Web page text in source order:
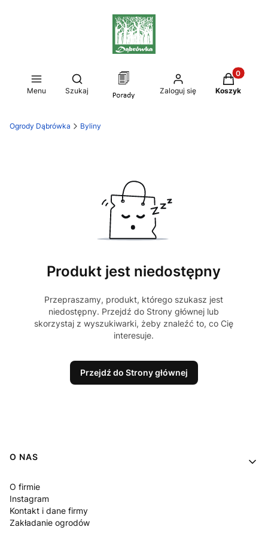
Menu
Otwórz wyszukiwarkę
Szukaj Zaloguj się
Produkty
Koszyk
Ogrody Dąbrówka Byliny
Produkt jest niedostępny
Przepraszamy, produkt, którego szukasz jest
niedostępny. Przejdź do Strony głównej lub
skorzystaj z wyszukiwarki, żeby znaleźć to, co Cię
interesuje.
Przejdź do Strony głównej
Linki w stopce
O NAS
O firmie
Instagram
Kontakt i dane firmy
Zakładanie ogrodów